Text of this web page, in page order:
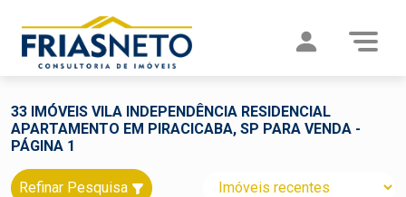
33 IMÓVEIS VILA INDEPENDÊNCIA RESIDENCIAL
APARTAMENTO EM PIRACICABA, SP PARA VENDA -
PÁGINA 1
Refinar Pesquisa